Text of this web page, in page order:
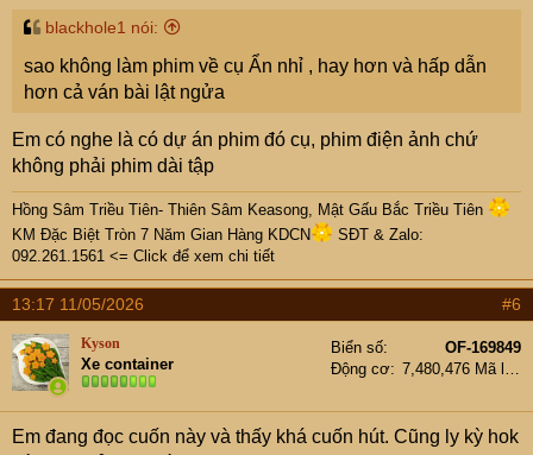
blackhole1 nói:
sao không làm phim về cụ Ẩn nhỉ , hay hơn và hấp dẫn
hơn cả ván bài lật ngửa
Em có nghe là có dự án phim đó cụ, phim điện ảnh chứ
không phải phim dài tập
Hồng Sâm Triều Tiên- Thiên Sâm Keasong, Mật Gấu Bắc Triều Tiên
KM Đặc Biệt Tròn 7 Năm Gian Hàng KDCN
SĐT & Zalo:
092.261.1561 <= Click để xem chi tiết
13:17 11/05/2026 #6
Kyson
Xe container
Biển số
OF-169849
Động cơ
7,480,476 Mã lực
Em đang đọc cuốn này và thấy khá cuốn hút. Cũng ly kỳ hok